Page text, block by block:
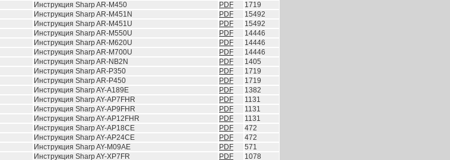
Инструкция Sharp AR-M450 PDF
1719
Инструкция Sharp AR-M451N PDF
15492
Инструкция Sharp AR-M451U PDF
15492
Инструкция Sharp AR-M550U PDF
14446
Инструкция Sharp AR-M620U PDF
14446
Инструкция Sharp AR-M700U PDF
14446
Инструкция Sharp AR-NB2N PDF
1405
Инструкция Sharp AR-P350 PDF
1719
Инструкция Sharp AR-P450 PDF
1719
Инструкция Sharp AY-A189E PDF
1382
Инструкция Sharp AY-AP7FHR PDF
1131
Инструкция Sharp AY-AP9FHR PDF
1131
Инструкция Sharp AY-AP12FHR PDF
1131
Инструкция Sharp AY-AP18CE PDF
472
Инструкция Sharp AY-AP24CE PDF
472
Инструкция Sharp AY-M09AE PDF
571
Инструкция Sharp AY-XP7FR PDF 1078